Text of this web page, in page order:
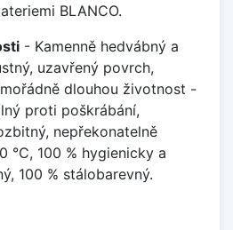
BLANCO.
- Kamenně hedvábný a
uzavřený povrch,
dlouhou životnost -
proti poškrábání,
nepřekonatelně
°C, 100 % hygienicky a
100 % stálobarevný.